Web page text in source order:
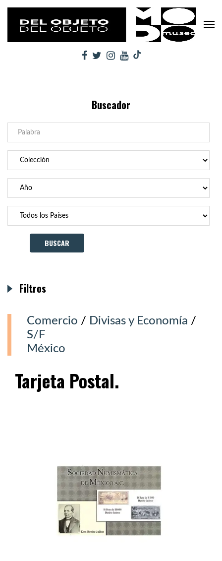
Buscador
Comercio / Divisas y Economía /
S/F
México
Tarjeta Postal.
Filtros